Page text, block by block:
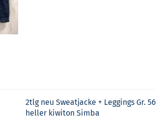
2tlg neu Sweat­ja­cke + Leg­gings Gr. 56
hel­ler ki­wi­ton Simba